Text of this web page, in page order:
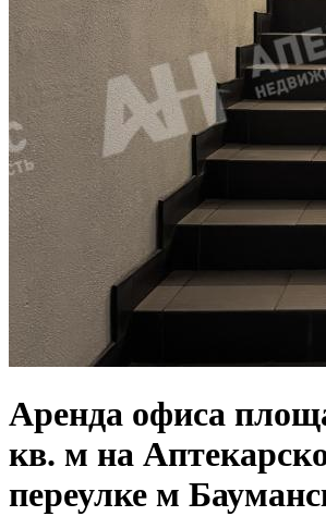
Аренда офиса
кв. м на
переулке м